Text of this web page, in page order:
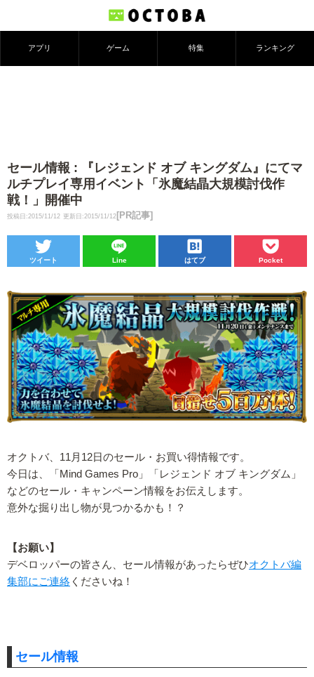
アプリ ゲーム 特集 ランキング
セール情報 : 『レジェンド オブ キングダム』にてマ
ルチプレイ専用イベント「氷魔結晶大規模討伐作
戦！」開催中
投稿日:2015/11/12 更新日:2015/11/12 [PR記事]
ツイート Line はてブ Pocket
オクトバ、11月12日のセール・お買い得情報です。
今日は、「Mind Games Pro」「レジェンド オブ キングダム」
などのセール・キャンペーン情報をお伝えします。
意外な掘り出し物が見つかるかも！？
【お願い】
デベロッパーの皆さん、セール情報があったらぜひオクトバ編
集部にご連絡 くださいね！
セール情報